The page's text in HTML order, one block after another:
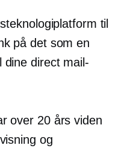
til
på det som en
dine direct mail-
over 20 års viden
og